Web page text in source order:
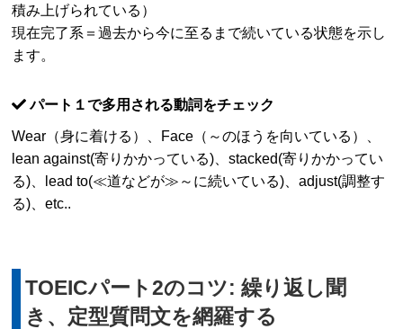
積み上げられている）
現在完了系＝過去から今に至るまで続いている状態を示し
ます。
パート１で多用される動詞をチェック
Wear（身に着ける）、Face（～のほうを向いている）、
lean against(寄りかかっている)、stacked(寄りかかってい
る)、lead to(≪道などが≫～に続いている)、adjust(調整す
る)、etc..
TOEICパート2のコツ: 繰り返し聞
き、定型質問文を網羅する